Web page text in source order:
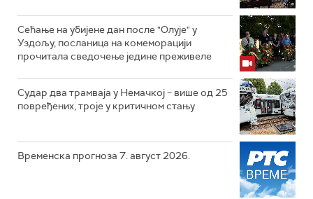
Сећање на убијене дан после "Олује" у
Уздољу, посланица на комеморацији
прочитала сведочење једине преживеле
Судар два трамваја у Немачкој – више од 25
повређених, троје у критичном стању
Временска прогноза 7. август 2026.